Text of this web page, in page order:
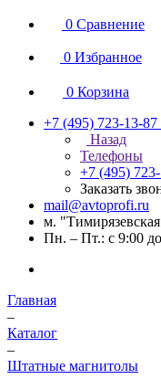
0 Сравнение
0 Избранное
0 Корзина
+7 (495) 723-13-87
Назад
Телефоны
+7 (495)
Заказать
mail@avtoprofi.ru
м.
Пн. – Пт.: с 9:00
Главная
–
Каталог
–
Штатные магнитолы